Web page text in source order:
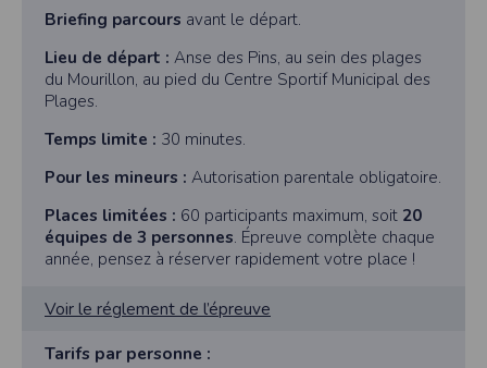
Briefing parcours avant le départ.
Lieu de départ : Anse des Pins, au sein des plages
du Mourillon, au pied du Centre Sportif Municipal des
Plages.
Temps limite : 30 minutes.
Pour les mineurs : Autorisation parentale obligatoire.
Places limitées : 60 participants maximum, soit 20
équipes de 3 personnes. Épreuve complète chaque
année, pensez à réserver rapidement votre place !
Voir le réglement de l’épreuve
Tarifs par personne :